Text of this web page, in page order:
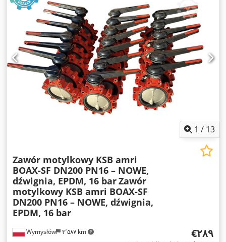
1 / 13
Wymysłów ۳٬۵۸۷ km
Zawór motylkowy KSB amri
BOAX-SF DN200 PN16 – NOWE,
dźwignia, EPDM, 16 barZawór
motylkowy KSB amri BOAX-SF
DN200 PN16 – NOWE, dźwignia,
EPDM, 16 bar
‎€۲۸۹